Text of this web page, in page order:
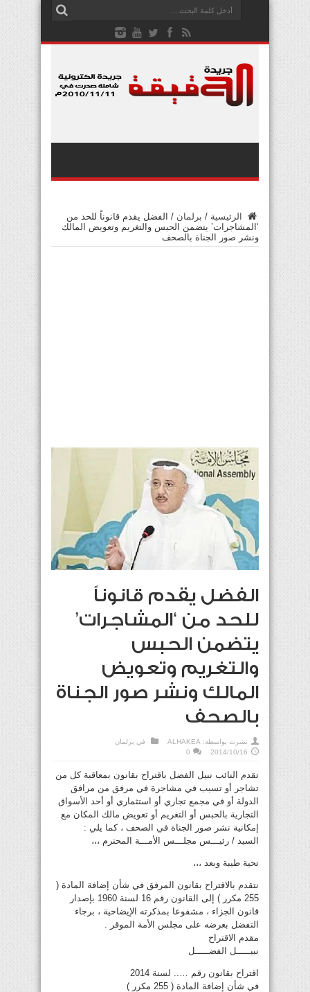
الرئيسية / برلمان / الفضل يقدم قانوناً للحد من
‘المشاجرات’ يتضمن الحبس والتغريم وتعويض المالك
ونشر صور الجناة بالصحف
الفضل يقدم قانوناً
للحد من ‘المشاجرات’
يتضمن الحبس
والتغريم وتعويض
المالك ونشر صور الجناة
بالصحف
نشرت بواسطة: ALHAKEA في برلمان
2014/10/16
0
تقدم النائب نبيل الفضل باقتراح بقانون بمعاقبة كل من
تشاجر أو تسبب في مشاجرة في مرفق من مرافق
الدولة أو في مجمع تجاري أو استثماري أو أحد الأسواق
التجارية بالحبس أو التغريم أو تعويض مالك المكان مع
إمكانية نشر صور الجناة في الصحف ، كما يلي :
السيد / رئيـــس مجلـــس الأمـــة المحترم ،،،
تحية طيبة وبعد ،،،
نتقدم بالاقتراح بقانون المرفق في شأن إضافة المادة (
255 مكرر ) إلى القانون رقم 16 لسنة 1960 بإصدار
قانون الجزاء ، مشفوعا بمذكرته الإيضاحية ، برجاء
التفضل بعرضه على مجلس الأمة الموقر .
مقدم الاقتراح
نبيـــــل الفضـــــل
اقتراح بقانون رقم ….. لسنة 2014
في شأن إضافة المادة ( 255 مكرر )